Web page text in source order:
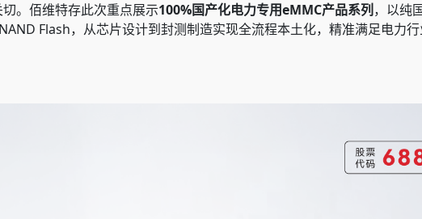
。佰维特存此次重点展示100%国产化电力专用eMMC产品系列，以纯
Flash，从芯片设计到封测制造实现全流程本土化，精准满足电力